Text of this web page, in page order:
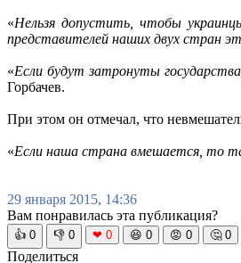
«Нельзя допустить, чтобы
представителей наших двух стран
«Если будут затронуты
Горбачев.
При этом он отмечал, что
«Если наша страна вмешается, то
29 января 2015, 14:36
Вам понравилась эта публикация?
👍 0 👎 0 ❤ 0 😆 0 😡 0 🤔 0
Поделиться